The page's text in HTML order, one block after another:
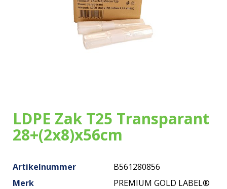
Duurzaamheid
Nieuws
LDPE Zak T25 Transparant
28+(2x8)x56cm
Artikelnummer
B561280856
Merk
PREMIUM GOLD LABEL®